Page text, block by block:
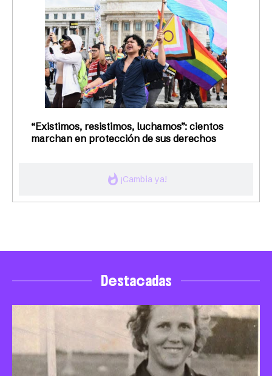
whatshot ¡Cambia ya!
“Existimos, resistimos, luchamos”: cientos
marchan en protección de sus derechos
Destacadas